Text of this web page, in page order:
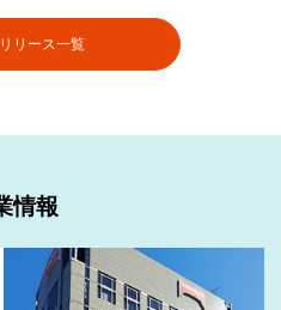
リース一覧
情報